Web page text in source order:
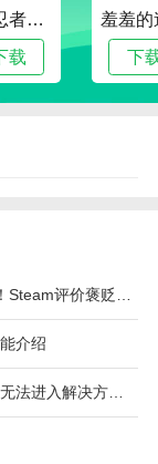
会为你提供天
，可以为我们
时看到气温变
温度跌涨起
方法简单，还
生存破解版最新
戏大全)
空闲忍者传奇
载
羞羞的
下
《杀戮空间3》攻略——M站开分69分！Steam评价褒贬不一
介绍
《明末：渊虚之羽》攻略——卡顿闪退无法进入解决方法介绍